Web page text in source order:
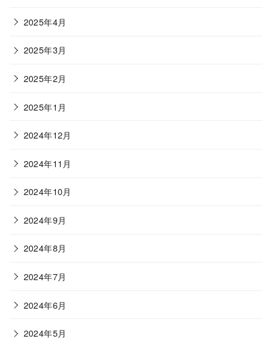
2025年4月
2025年3月
2025年2月
2025年1月
2024年12月
2024年11月
2024年10月
2024年9月
2024年8月
2024年7月
2024年6月
2024年5月